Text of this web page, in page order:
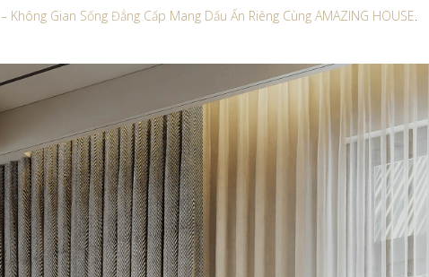
Gian Sống Đẳng Cấp Mang Dấu Ấn Riêng Cùng AMAZING HOUSE.